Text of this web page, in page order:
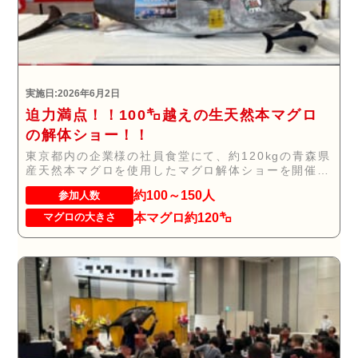
実施日:2026年6月2日
迫力満点！！100㌔越えの生天然本マグロ
の解体ショー！！
東京都内の企業様の社員食堂にて、約120kgの青森県
産天然本マグロを使用したマグロ解体ショーを開催
い...
参加人数 約100～150人
マグロの大きさ 本マグロ約120㌔